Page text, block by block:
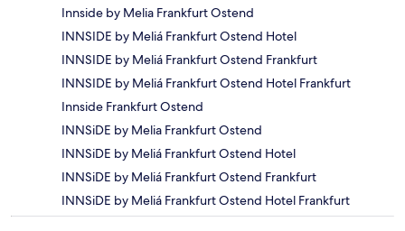
Innside by Melia Frankfurt Ostend
INNSIDE by Meliá Frankfurt Ostend Hotel
INNSIDE by Meliá Frankfurt Ostend Frankfurt
INNSIDE by Meliá Frankfurt Ostend Hotel Frankfurt
Innside Frankfurt Ostend
INNSiDE by Melia Frankfurt Ostend
INNSiDE by Meliá Frankfurt Ostend Hotel
INNSiDE by Meliá Frankfurt Ostend Frankfurt
INNSiDE by Meliá Frankfurt Ostend Hotel Frankfurt